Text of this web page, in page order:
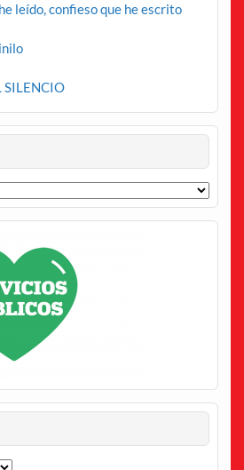
leído, confieso que he escrito
SILENCIO